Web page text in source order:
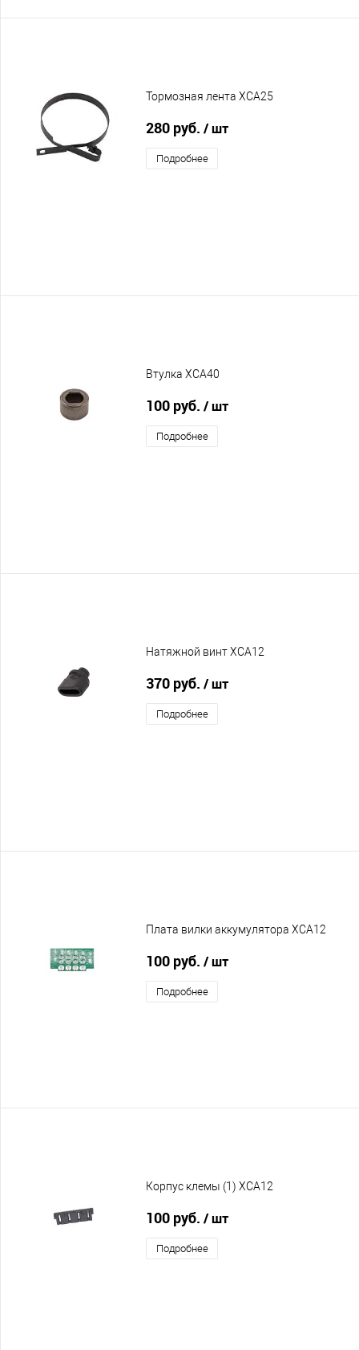
Тормозная лента XCA25
280 руб. / шт
Подробнее
Втулка XCA40
100 руб. / шт
Подробнее
Натяжной винт XCA12
370 руб. / шт
Подробнее
Плата вилки аккумулятора XCA12
100 руб. / шт
Подробнее
Корпус клемы (1) XCA12
100 руб. / шт
Подробнее